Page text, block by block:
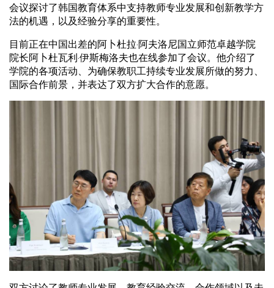
会议探讨了韩国教育体系中支持教师专业发展和创新教学方
法的机遇，以及经验分享的重要性。
目前正在中国出差的阿卜杜拉·阿夫洛尼国立师范卓越学院
院长阿卜杜瓦利·伊斯梅洛夫也在线参加了会议。他介绍了
学院的各项活动、为确保教职工持续专业发展所做的努力、
国际合作前景，并表达了双方扩大合作的意愿。